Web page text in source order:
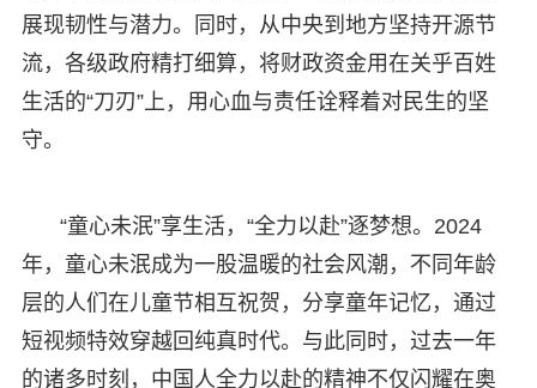
展现韧性与潜力。同时，从中央到地方坚持开源节
流，各级政府精打细算，将财政资金用在关乎百姓
生活的“刀刃”上，用心血与责任诠释着对民生的坚
守。
“童心未泯”享生活，“全力以赴”逐梦想。2024
年，童心未泯成为一股温暖的社会风潮，不同年龄
层的人们在儿童节相互祝贺，分享童年记忆，通过
短视频特效穿越回纯真时代。与此同时，过去一年
的诸多时刻，中国人全力以赴的精神不仅闪耀在奥